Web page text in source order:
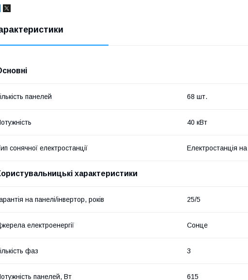
панелей 68 шт.
40 кВт
сонячної електростанції Електростанція
характеристики
на панелі/інвертор, років 25/5
електроенергії Сонце
фаз 3
панелей, Вт 615